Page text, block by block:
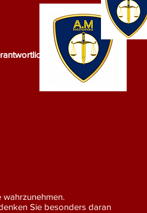
Sie besonders daran